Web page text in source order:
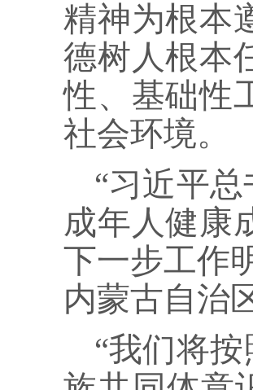
精神为根本
德树人根本
性、基础性
社会环境。
“习近平
成年人健康
下一步工作
内蒙古自治
“我们将